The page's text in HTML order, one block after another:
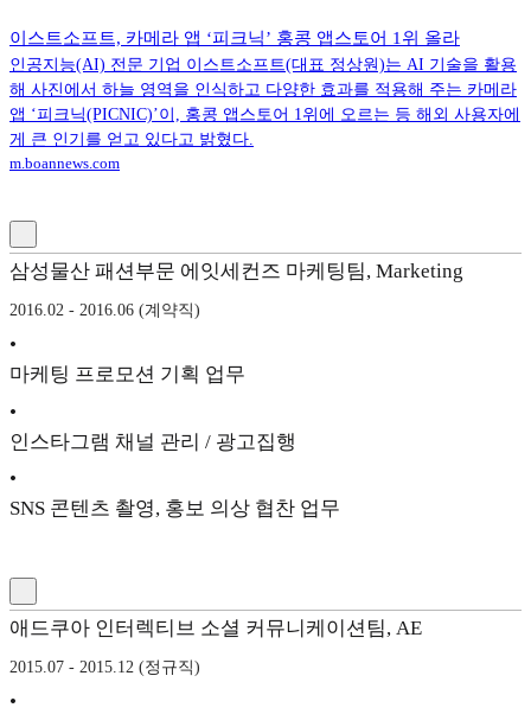
이스트소프트, 카메라 앱 ‘피크닉’ 홍콩 앱스토어 1위 올라
인공지능(AI) 전문 기업 이스트소프트(대표 정상원)는 AI 기술을 활용
해 사진에서 하늘 영역을 인식하고 다양한 효과를 적용해 주는 카메라
앱 ‘피크닉(PICNIC)’이, 홍콩 앱스토어 1위에 오르는 등 해외 사용자에
게 큰 인기를 얻고 있다고 밝혔다.
m.boannews.com
삼성물산 패션부문 에잇세컨즈 마케팅팀, Marketing
2016.02 - 2016.06 (계약직)
•
마케팅 프로모션 기획 업무
•
인스타그램 채널 관리 / 광고집행
•
SNS 콘텐츠 촬영, 홍보 의상 협찬 업무
애드쿠아 인터렉티브 소셜 커뮤니케이션팀, AE
2015.07 - 2015.12 (정규직)
•